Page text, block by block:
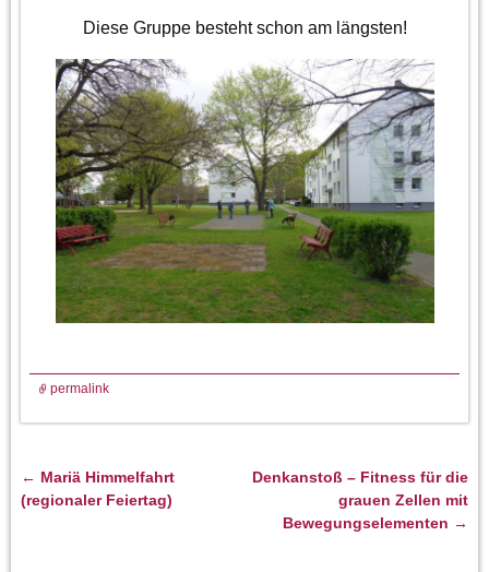
Diese Gruppe besteht schon am längsten!
permalink
Artikelnavigation
← Mariä Himmelfahrt
(regionaler Feiertag)
Denkanstoß – Fitness für die
grauen Zellen mit
Bewegungselementen →